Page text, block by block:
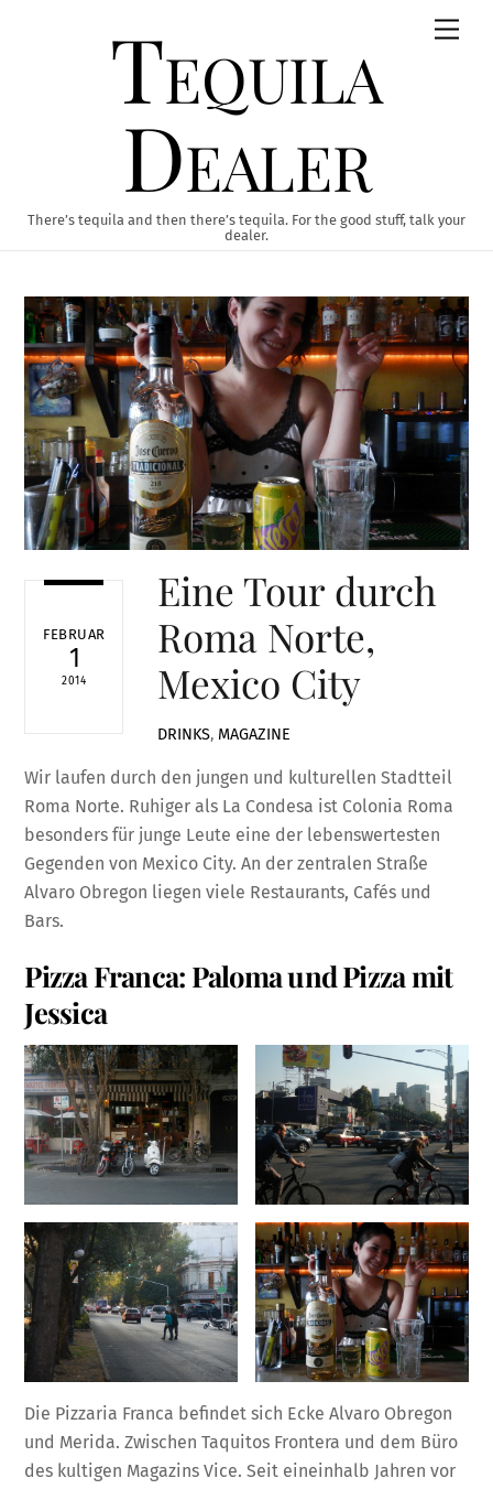
Tequila
Dealer
There’s tequila and then there’s tequila. For the good stuff, talk your
dealer.
FEBRUAR
1
2014
Eine Tour durch
Roma Norte,
Mexico City
DRINKS, MAGAZINE
Wir laufen durch den jungen und kulturellen Stadtteil
Roma Norte. Ruhiger als La Condesa ist Colonia Roma
besonders für junge Leute eine der lebenswertesten
Gegenden von Mexico City. An der zentralen Straße
Alvaro Obregon liegen viele Restaurants, Cafés und
Bars.
Pizza Franca: Paloma und Pizza mit
Jessica
Die Pizzaria Franca befindet sich Ecke Alvaro Obregon
und Merida. Zwischen Taquitos Frontera und dem Büro
des kultigen Magazins Vice. Seit eineinhalb Jahren vor